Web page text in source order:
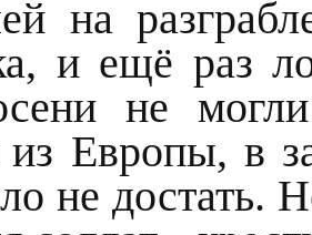
на
и ещё раз
не
Европы, в
не